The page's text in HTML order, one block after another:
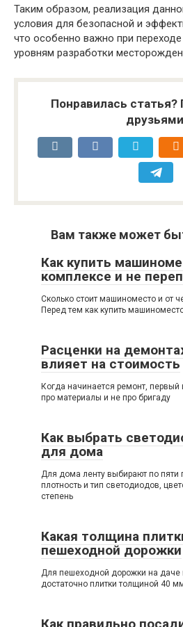
Таким образом, реализация
условия для безопасной и
что особенно важно при
уровням разработки
Понравилась статья?
Вам также может
Как купить
комплексе и не
Сколько стоит машиноместо и от
Перед тем как купить
Расценки на
влияет на стоимость
Когда начинается ремонт,
про материалы и не про бригаду
Как выбрать
для дома
Для дома ленту выбирают по пяти
плотность и тип светодиодов,
степень
Какая толщина
пешеходной дорожки
Для пешеходной дорожки на даче
достаточно плитки толщиной 40
Как правильно